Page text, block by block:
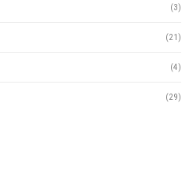
(3)
(21)
(4)
(29)